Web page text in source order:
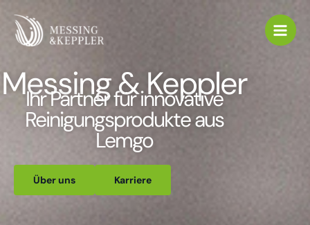
Inhalt
springen
Messing & Keppler
Ihr Partner für innovative
Reinigungsprodukte aus
Lemgo
Über uns Karriere